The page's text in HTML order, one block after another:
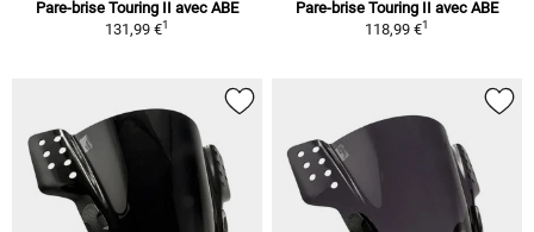
Pare-brise Touring II avec ABE
131,99 €1
Pare-brise Touring II avec ABE
118,99 €1